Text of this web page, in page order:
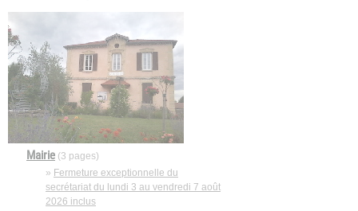
Mairie (3 pages)
» Fermeture exceptionnelle du
secrétariat du lundi 3 au vendredi 7 août
2026 inclus